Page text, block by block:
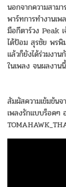
นอกจากความสาม
พาร์ทการทำงานเ
มือกีตาร์วง Peak
ได้ป้อม สุรชัย พรพิ
แล้วก็ยังได้ร่วมงา
ในเพลง จนผลงาน
สัมผัสความเข้มข้น
เพลงรักแบบร็อคๆ